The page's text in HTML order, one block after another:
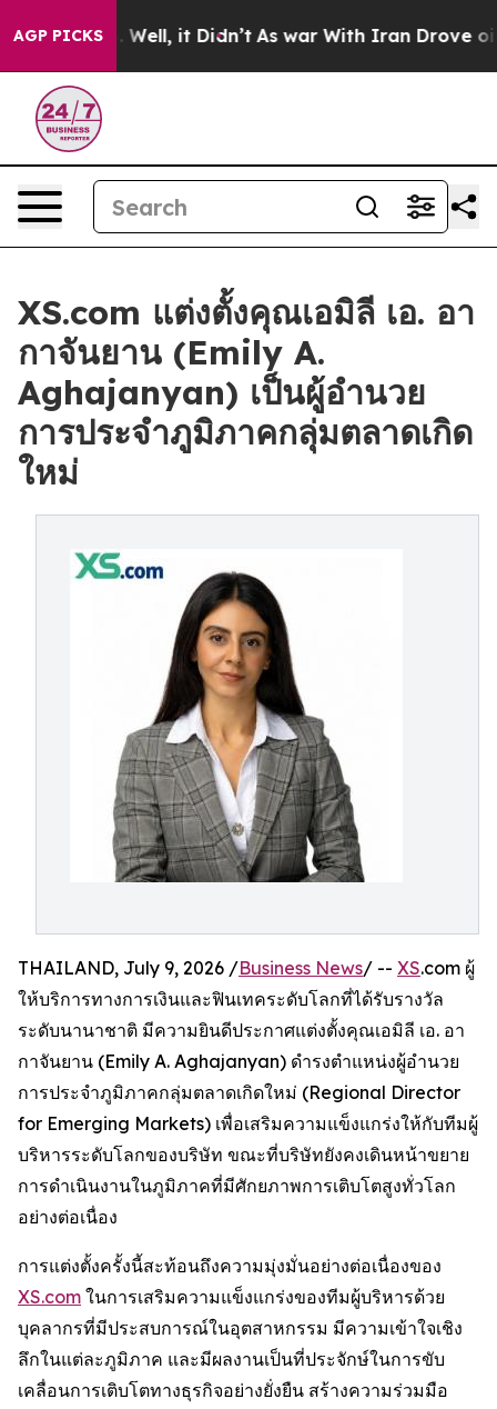
AGP PICKS
40%. Well, it Didn’t As war With Iran Drove oil
XS.com แต่งตั้งคุณเอมิลี เอ. อา
กาจันยาน (Emily A.
Aghajanyan) เป็นผู้อำนวย
การประจำภูมิภาคกลุ่มตลาดเกิด
ใหม่
THAILAND, July 9, 2026 /Business News/ -- XS.com ผู้
ให้บริการทางการเงินและฟินเทคระดับโลกที่ได้รับรางวัล
ระดับนานาชาติ มีความยินดีประกาศแต่งตั้งคุณเอมิลี เอ. อา
กาจันยาน (Emily A. Aghajanyan) ดำรงตำแหน่งผู้อำนวย
การประจำภูมิภาคกลุ่มตลาดเกิดใหม่ (Regional Director
for Emerging Markets) เพื่อเสริมความแข็งแกร่งให้กับทีมผู้
บริหารระดับโลกของบริษัท ขณะที่บริษัทยังคงเดินหน้าขยาย
การดำเนินงานในภูมิภาคที่มีศักยภาพการเติบโตสูงทั่วโลก
อย่างต่อเนื่อง
การแต่งตั้งครั้งนี้สะท้อนถึงความมุ่งมั่นอย่างต่อเนื่องของ
XS.com ในการเสริมความแข็งแกร่งของทีมผู้บริหารด้วย
บุคลากรที่มีประสบการณ์ในอุตสาหกรรม มีความเข้าใจเชิง
ลึกในแต่ละภูมิภาค และมีผลงานเป็นที่ประจักษ์ในการขับ
เคลื่อนการเติบโตทางธุรกิจอย่างยั่งยืน สร้างความร่วมมือ